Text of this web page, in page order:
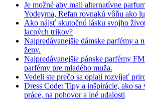
Je možné aby mali alternatívne
Yodeyma, Refan rovnakú vôňu ako
Ako nájsť skutočnú lásku svojho
lacných trikov?
Najpredávanejšie dámske parfémy a
ženy.
Najpredávanejšie pánske parfémy
parfémy pre mladého muža.
Vedeli ste prečo sa oplatí rozvíjať
Dress Code: Tipy a inšpirácie, ako
práce, na pohovor a iné udalosti